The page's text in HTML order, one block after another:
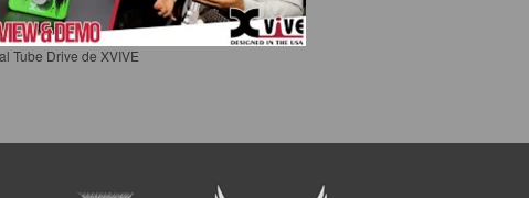
Tube Drive de XVIVE